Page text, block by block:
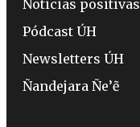
Noticias positivas
Pódcast ÚH
Newsletters ÚH
Ñandejara Ñe’ẽ